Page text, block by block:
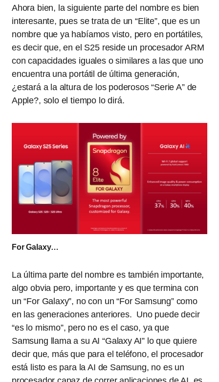
Ahora bien, la siguiente parte del nombre es bien
interesante, pues se trata de un “Elite”, que es un
nombre que ya habíamos visto, pero en portátiles,
es decir que, en el S25 reside un procesador ARM
con capacidades iguales o similares a las que uno
encuentra una portátil de última generación,
¿estará a la altura de los poderosos “Serie A” de
Apple?, solo el tiempo lo dirá.
For Galaxy…
La última parte del nombre es también importante,
algo obvia pero, importante y es que termina con
un “For Galaxy”, no con un “For Samsung” como
en las generaciones anteriores. Uno puede decir
“es lo mismo”, pero no es el caso, ya que
Samsung llama a su AI “Galaxy AI” lo que quiere
decir que, más que para el teléfono, el procesador
está listo es para la AI de Samsung, no es un